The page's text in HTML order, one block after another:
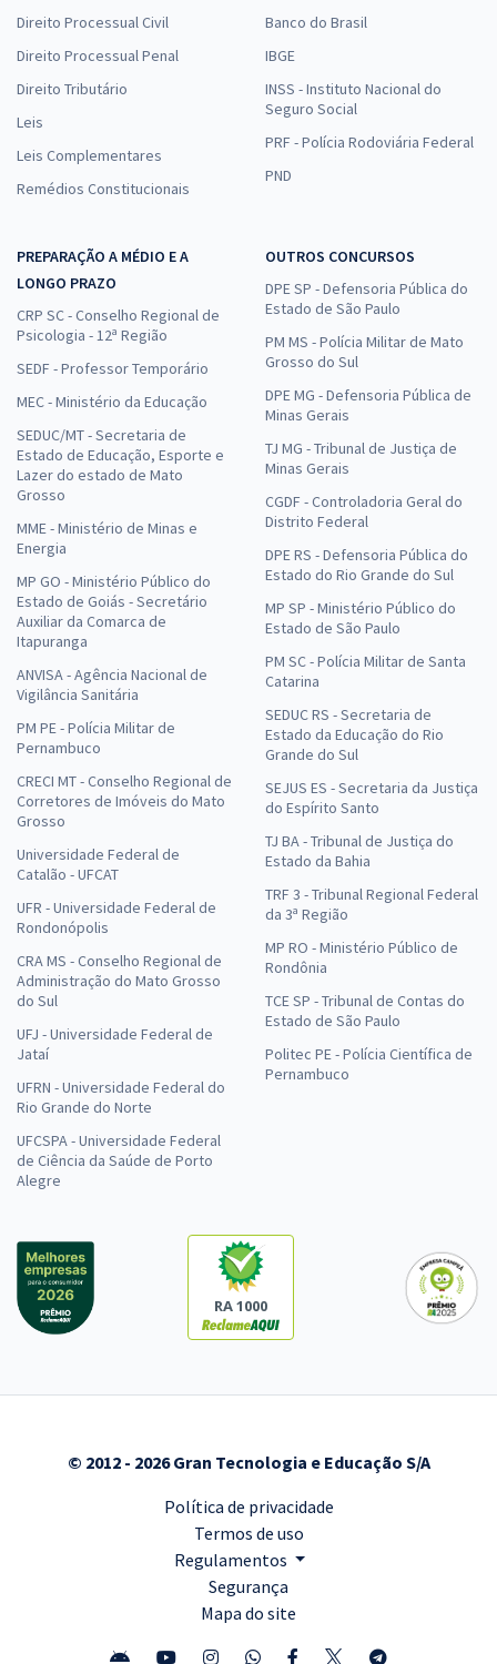
Direito Processual Civil
Direito Processual Penal
Direito Tributário
Leis
Leis Complementares
Remédios Constitucionais
Banco do Brasil
IBGE
INSS - Instituto Nacional do
Seguro Social
PRF - Polícia Rodoviária Federal
PND
PREPARAÇÃO A MÉDIO E A
LONGO PRAZO
CRP SC - Conselho Regional de
Psicologia - 12ª Região
SEDF - Professor Temporário
MEC - Ministério da Educação
SEDUC/MT - Secretaria de
Estado de Educação, Esporte e
Lazer do estado de Mato
Grosso
MME - Ministério de Minas e
Energia
MP GO - Ministério Público do
Estado de Goiás - Secretário
Auxiliar da Comarca de
Itapuranga
ANVISA - Agência Nacional de
Vigilância Sanitária
PM PE - Polícia Militar de
Pernambuco
CRECI MT - Conselho Regional de
Corretores de Imóveis do Mato
Grosso
Universidade Federal de
Catalão - UFCAT
UFR - Universidade Federal de
Rondonópolis
CRA MS - Conselho Regional de
Administração do Mato Grosso
do Sul
UFJ - Universidade Federal de
Jataí
UFRN - Universidade Federal do
Rio Grande do Norte
UFCSPA - Universidade Federal
de Ciência da Saúde de Porto
Alegre
OUTROS CONCURSOS
DPE SP - Defensoria Pública do
Estado de São Paulo
PM MS - Polícia Militar de Mato
Grosso do Sul
DPE MG - Defensoria Pública de
Minas Gerais
TJ MG - Tribunal de Justiça de
Minas Gerais
CGDF - Controladoria Geral do
Distrito Federal
DPE RS - Defensoria Pública do
Estado do Rio Grande do Sul
MP SP - Ministério Público do
Estado de São Paulo
PM SC - Polícia Militar de Santa
Catarina
SEDUC RS - Secretaria de
Estado da Educação do Rio
Grande do Sul
SEJUS ES - Secretaria da Justiça
do Espírito Santo
TJ BA - Tribunal de Justiça do
Estado da Bahia
TRF 3 - Tribunal Regional Federal
da 3ª Região
MP RO - Ministério Público de
Rondônia
TCE SP - Tribunal de Contas do
Estado de São Paulo
Politec PE - Polícia Científica de
Pernambuco
RA 1000
© 2012 - 2026 Gran Tecnologia e Educação S/A
Política de privacidade
Termos de uso
Regulamentos
Segurança
Mapa do site